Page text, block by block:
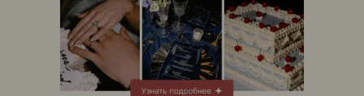
ЭФФЕКТИВНАЯ РЕКЛАМА НА САЙТЕ